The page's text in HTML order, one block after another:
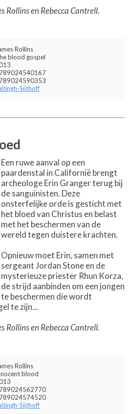
Rollins en Rebecca Cantrell.
Rollins
blood gospel
Sijthoff
Een ruwe aanval op een
paardenstal in Californië brengt
archeologe Erin Granger terug bij
de sanguinisten. Deze
onsterfelijke orde is gesticht met
het bloed van Christus en belast
met het beschermen van de
wereld tegen duistere krachten.
Opnieuw moet Erin, samen met
sergeant Jordan Stone en de
mysterieuze priester Rhun Korza,
de strijd aanbinden om een jongen
te beschermen die wordt
te zijn...
Rollins en Rebecca Cantrell.
Rollins
blood
Sijthoff